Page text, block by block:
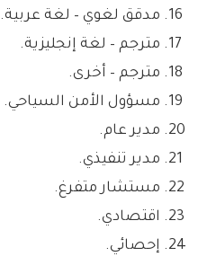
مدقق لغوي – لغة عربية.
مترجم – لغة إنجليزية.
مترجم – أخرى.
مسؤول الأمن السياحي.
مدير عام.
مدير تنفيذي.
مستشار متفرغ.
اقتصادي.
إحصائي.